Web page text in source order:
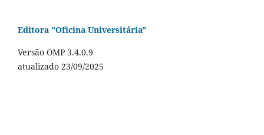
Editora "Oficina Universitária"
Versão OMP 3.4.0.9
atualizado 23/09/2025